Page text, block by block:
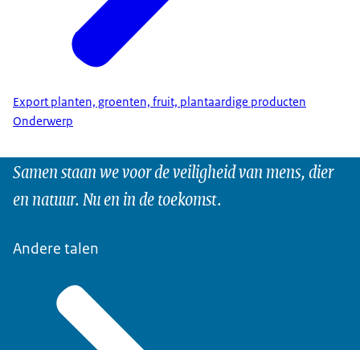
Export planten, groenten, fruit, plantaardige producten
Onderwerp
Samen staan we voor de veiligheid van mens, dier
en natuur. Nu en in de toekomst.
Andere talen